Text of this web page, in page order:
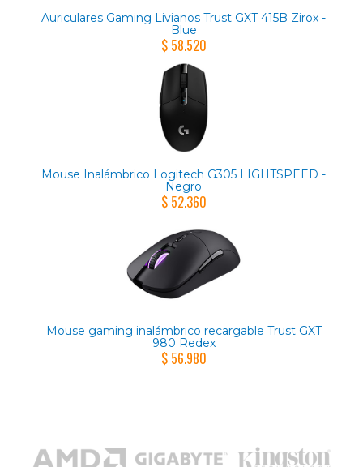
Auriculares Gaming Livianos Trust GXT 415B Zirox -
Blue
$ 58.520
Mouse Inalámbrico Logitech G305 LIGHTSPEED -
Negro
$ 52.360
Mouse gaming inalámbrico recargable Trust GXT
980 Redex
$ 56.980